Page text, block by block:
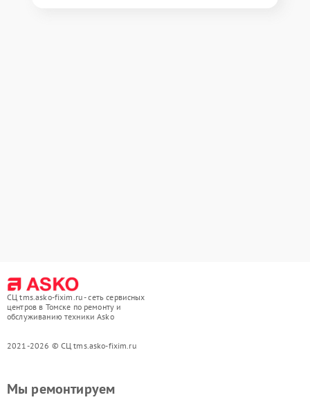
СЦ tms.asko-fixim.ru - сеть сервисных
центров в Томске по ремонту и
обслуживанию техники Asko
2021-2026 © СЦ tms.asko-fixim.ru
Мы ремонтируем